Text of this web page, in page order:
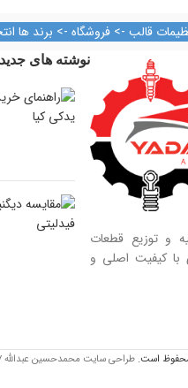
طبقه دوم،
قالب -> فروشگاه -> برند ها
و توزیع قطعات
با کیفیت اصلی و
نوشته های جدید
است. طراحی سایت محمدحسین عبدالله 09102444557